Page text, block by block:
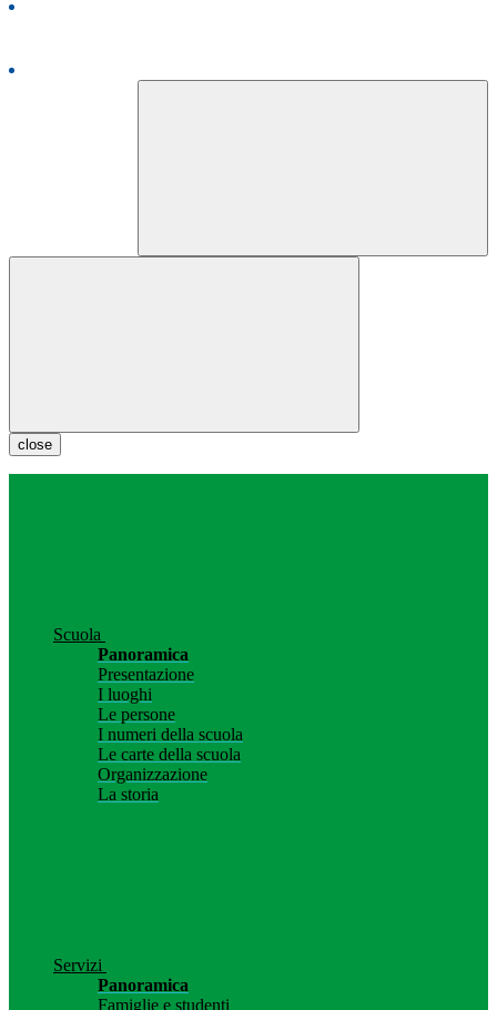
close
Scuola
Panoramica
Presentazione
I luoghi
Le persone
I numeri della scuola
Le carte della scuola
Organizzazione
La storia
Servizi
Panoramica
Famiglie e studenti